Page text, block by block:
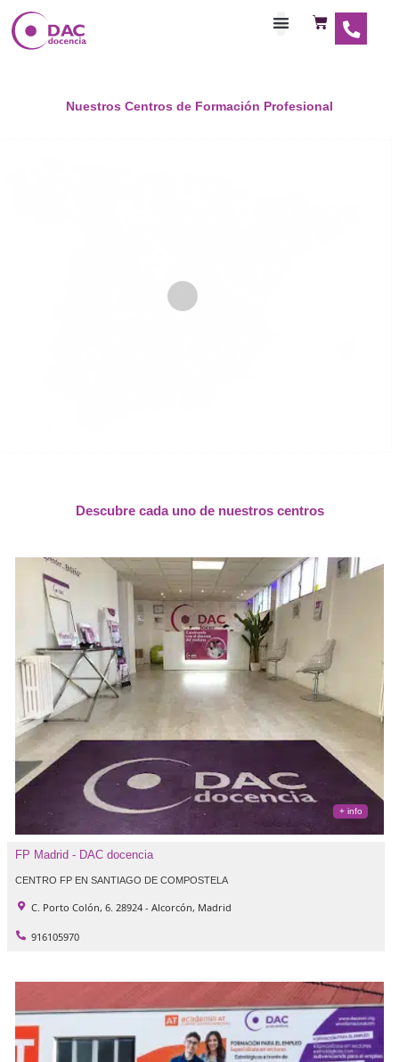
Descubre cada uno de nuestros centros
FP Madrid - DAC docencia
CENTRO FP EN SANTIAGO DE COMPOSTELA